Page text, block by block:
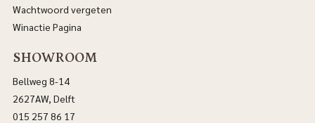
Wachtwoord vergeten
Winactie Pagina
SHOWROOM
Bellweg 8-14
2627AW, Delft
015 257 86 17